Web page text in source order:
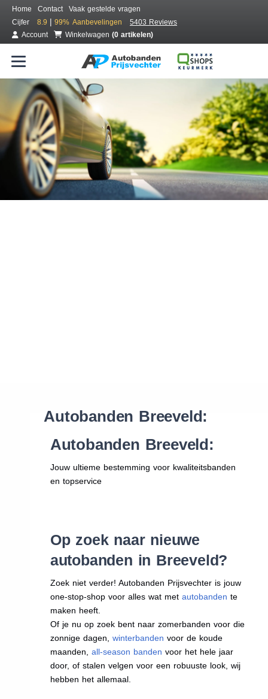
Home Contact
Vaak gestelde vragen
Cijfer
8.9 | 99% Aanbevelingen
5403 Reviews
Account
Winkelwagen (0 artikelen)
Bestel voordelig banden online
Gratis bezorgd of montage bij jou in de buurt
Seizoen:
Merken:
Autobanden Breeveld:
Autobanden Breeveld:
Jouw ultieme bestemming voor kwaliteitsbanden
en topservice
Op zoek naar nieuwe
autobanden in Breeveld?
Zoek niet verder! Autobanden Prijsvechter is jouw
one-stop-shop voor alles wat met autobanden te
maken heeft.
Of je nu op zoek bent naar zomerbanden voor die
zonnige dagen, winterbanden voor de koude
maanden, all-season banden voor het hele jaar
door, of stalen velgen voor een robuuste look, wij
hebben het allemaal.